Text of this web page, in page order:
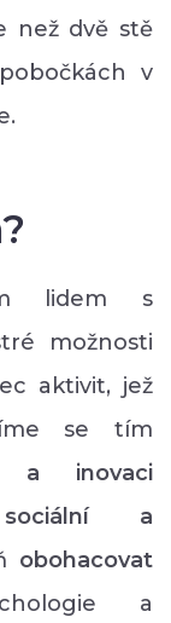
než dvě stě
v
lidem s
možnosti
aktivit, jež
se tím
a inovaci
sociální a
obohacovat
a